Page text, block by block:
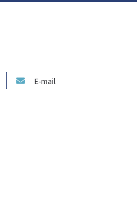
E-mail